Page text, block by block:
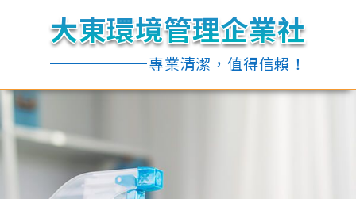
大東環境管理企業社
大東環境管理企業社
專業清潔，值得信賴！
大東環境管理企業社
大東環境管理企業社
專業清潔，值得信賴！